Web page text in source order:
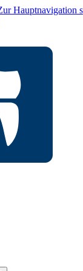
Hauptnavigation